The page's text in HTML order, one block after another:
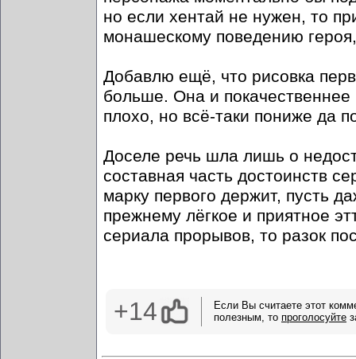
но если хентай не нужен, то
монашескому поведению
Добавлю ещё, что рисовка
больше. Она и покачественнее
плохо, но всё-таки пониже да
Доселе речь шла лишь о
составная часть достоинств
марку первого держит, пусть
прежнему лёгкое и приятное
сериала прорывов, то разок
+14
Если Вы считаете этот
полезным, то проголосуйте